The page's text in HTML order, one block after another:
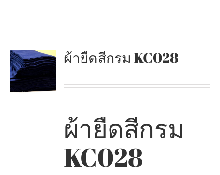
ผ้ายืดสีกรม KC028
ผ้ายืดสีกรม
KC028